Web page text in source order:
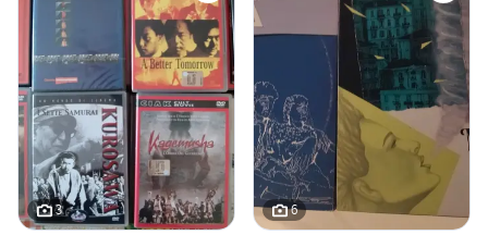
3 6